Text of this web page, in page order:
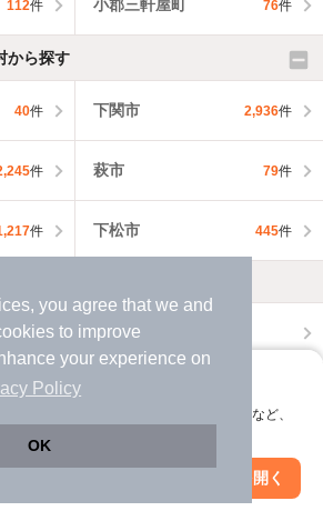
you agree that we and
to improve
your experience on
Policy
OK
えて、サクサクお部屋探し
ぐ使える。マップ検索やお気に入り保存など、
アプリを開く
112件 小郡三軒屋町 76件
から探す
40件 下関市 2,936件
件 萩市 79件
件 下松市 445件
動産屋から探す
動産屋から探す
絞り込み条件を変更